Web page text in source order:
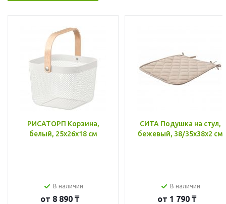
РИСАТОРП Корзина,
белый, 25x26x18 см
В наличии
от 8 890 ₸
СИТА Подушка на стул,
бежевый, 38/35x38x2 см
В наличии
от 1 790 ₸